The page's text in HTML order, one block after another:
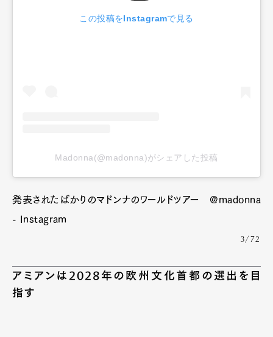
この投稿をInstagramで見る
Madonna(@madonna)がシェアした投稿
発表されたばかりのマドンナのワールドツアー @madonna
- Instagram
3/72
アミアンは2028年の欧州文化首都の選出を目
指す